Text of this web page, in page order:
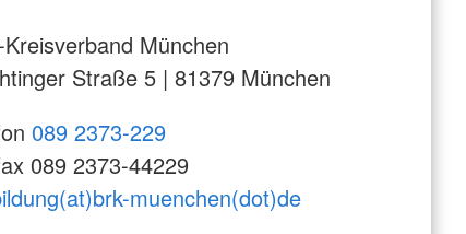
Kreisverband München
Straße 5 | 81379 München
089 2373-229
089 2373-44229
muenchen(dot)de